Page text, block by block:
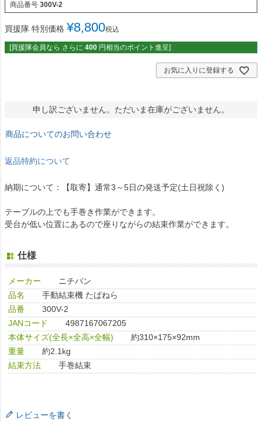
商品番号 300V-2
買援隊 特別価格 ¥8,800税込
[買援隊会員なら さらに 400 円相当のポイント進呈]
お気に入りに登録する
申し訳ございません。ただいま在庫がございません。
商品についてのお問い合わせ
返品特約について
納期について：【取寄】通常3～5日の発送予定(土日祝除く)
テーブルの上でも手巻き作業ができます。
受台が低い位置にあるので座りながらの結束作業ができます。
仕様
メーカー
ニチバン
品名
手動結束機 たばねら
品番
300V-2
JANコード
4987167067205
本体サイズ(全長×全高×全幅)
約310×175×92mm
重量
約2.1kg
結束方法
手巻結束
レビューを書く